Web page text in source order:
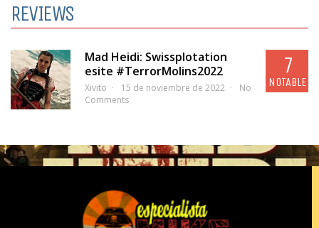
REVIEWS
Mad Heidi: Swissplotation
esite #TerrorMolins2022
Xivito 15 de noviembre de 2022
No
Comments
7
NOTABLE